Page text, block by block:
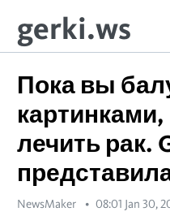
gerki.ws
Пока вы
лечить рак.
NewsMaker 08:01 Jan 30,